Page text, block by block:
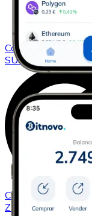
Comprar Sushi
SUSHI
Comprar0x
con
ZRX